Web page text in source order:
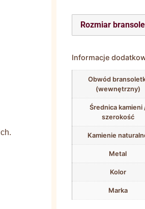
Rozmiar
Informacje
Obwód
(wewnętrzny)
Średnica kamieni
szerokość
Kamienie
Metal
Kolor
Marka